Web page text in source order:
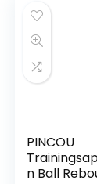
PINCOU
n Ball